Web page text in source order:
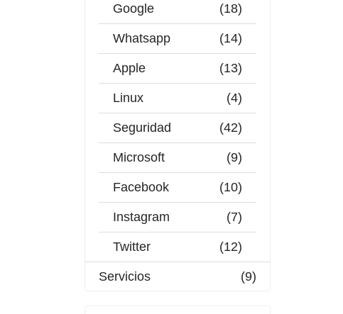
Google (18)
Whatsapp (14)
Apple (13)
Linux (4)
Seguridad (42)
Microsoft (9)
Facebook (10)
Instagram (7)
Twitter (12)
Servicios (9)